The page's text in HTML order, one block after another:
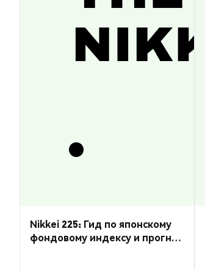
Nikkei 225: Гид по японскому
фондовому индексу и прогноз